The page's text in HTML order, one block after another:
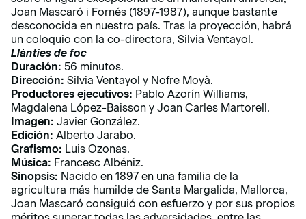
Joan Mascaró i Fornés (1897-1987), aunque bastante
desconocida en nuestro país. Tras la proyección, habrá
un coloquio con la co-directora, Silvia Ventayol.
Llànties de foc
Duración: 56 minutos.
Dirección: Silvia Ventayol y Nofre Moyà.
Productores ejecutivos: Pablo Azorín Williams,
Magdalena López-Baisson y Joan Carles Martorell.
Imagen: Javier González.
Edición: Alberto Jarabo.
Grafismo: Luis Ozonas.
Música: Francesc Albéniz.
Sinopsis: Nacido en 1897 en una familia de la
agricultura más humilde de Santa Margalida, Mallorca,
Joan Mascaró consiguió con esfuerzo y por sus propios